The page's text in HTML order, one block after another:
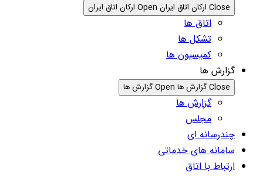
Close ارکان اتاق ایران Open ارکان اتاق ایران
اتاق ها
تشکل ها
کمیسیون ها
گزارش ها
Close گزارش ها Open گزارش ها
گزارش ها
مجلس
چندرسانه ای
سامانه های خدماتی
ارتباط با اتاق